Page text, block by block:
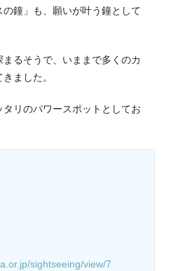
鐘」も、願いが叶う鐘として
るそうで、いままで多くのカ
ました。
リのパワースポットとしてお
sightseeing/view/7